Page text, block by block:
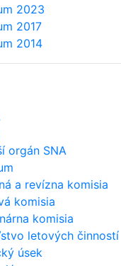
2023
2017
2014
orgán SNA
a revízna komisia
komisia
komisia
letových činností
úsek